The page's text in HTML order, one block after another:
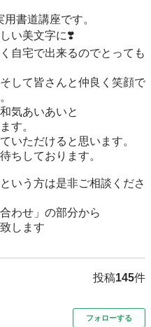
書道講座です。
い美文字に❣️
自宅で出来るのでとっても
して皆さんと仲良く笑顔で
気あいあいと
す。
いただけると思います。
ちしております。
いう方は是非ご相談くださ
わせ」の部分から
します
投稿145件
フォローする